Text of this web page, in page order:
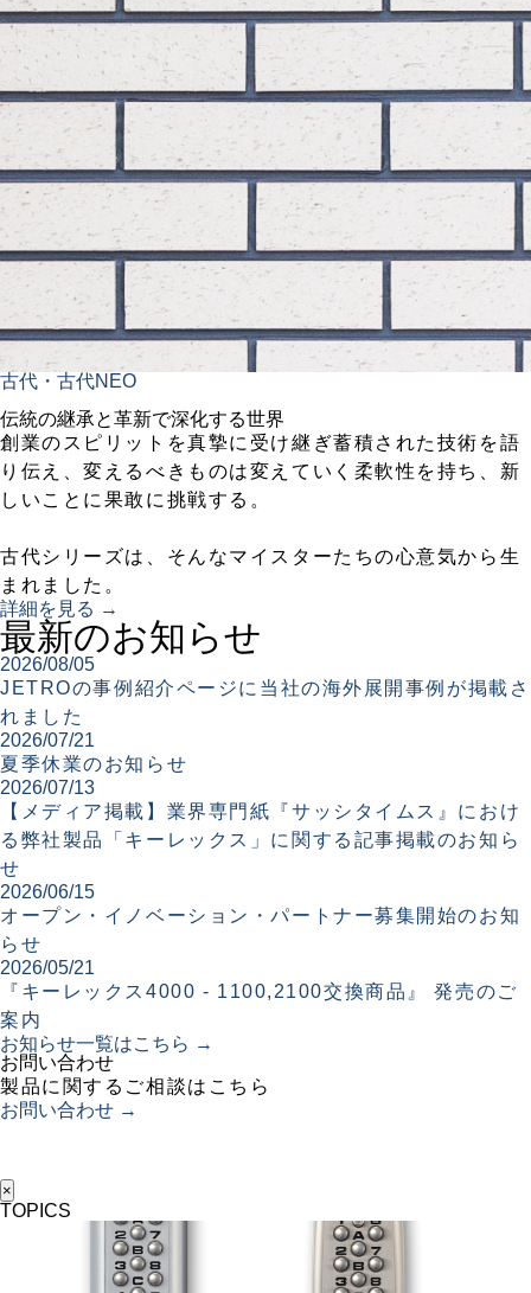
古代・古代NEO
伝統の継承と革新で深化する世界
創業のスピリットを真摯に受け継ぎ蓄積された技術を語
り伝え、変えるべきものは変えていく柔軟性を持ち、新
しいことに果敢に挑戦する。
古代シリーズは、そんなマイスターたちの心意気から生
まれました。
詳細を見る →
最新のお知らせ
2026/08/05
JETROの事例紹介ページに当社の海外展開事例が掲載さ
れました
2026/07/21
夏季休業のお知らせ
2026/07/13
【メディア掲載】業界専門紙『サッシタイムス』におけ
る弊社製品「キーレックス」に関する記事掲載のお知ら
せ
2026/06/15
オープン・イノベーション・パートナー募集開始のお知
らせ
2026/05/21
『キーレックス4000 - 1100,2100交換商品』 発売のご
案内
お知らせ一覧はこちら →
お問い合わせ
製品に関するご相談はこちら
お問い合わせ →
×
TOPICS